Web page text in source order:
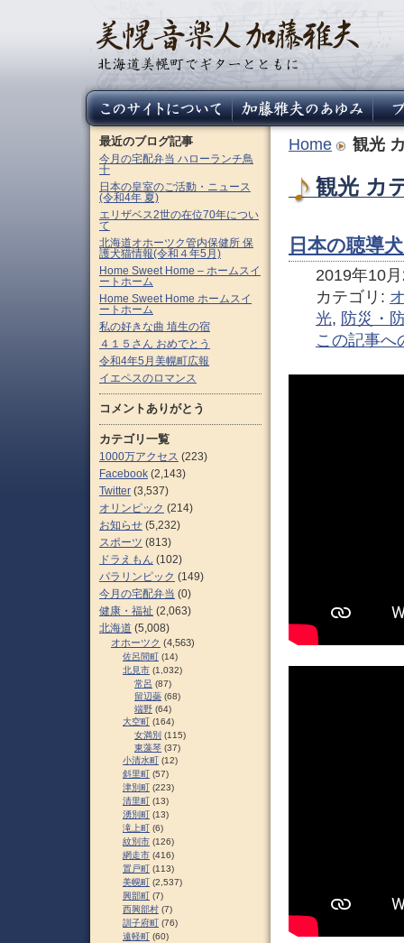
Home 観光
観光 カ
日本の聴導
2019年10
カテゴリ:
光, 防災・
この記事へ
最近のブログ記事
今月の宅配弁当 ハローランチ鳥
十
日本の皇室のご活動・ニュース
(令和4年 夏)
エリザベス2世の在位70年につい
て
北海道オホーツク管内保健所 保
護犬猫情報(令和４年5月)
Home Sweet Home – ホームスイ
ートホーム
Home Sweet Home ホームスイ
ートホーム
私の好きな曲 埴生の宿
４１５さん おめでとう
令和4年5月美幌町広報
イエペスのロマンス
コメントありがとう
カテゴリ一覧
1000万アクセス (223)
Facebook (2,143)
Twitter (3,537)
オリンピック (214)
お知らせ (5,232)
スポーツ (813)
ドラえもん (102)
パラリンピック (149)
今月の宅配弁当 (0)
健康・福祉 (2,063)
北海道 (5,008)
オホーツク (4,563)
佐呂間町 (14)
北見市 (1,032)
常呂 (87)
留辺蘂 (68)
端野 (64)
大空町 (164)
女満別 (115)
東藻琴 (37)
小清水町 (12)
斜里町 (57)
津別町 (223)
清里町 (13)
湧別町 (13)
滝上町 (6)
紋別市 (126)
網走市 (416)
置戸町 (113)
美幌町 (2,537)
興部町 (7)
西興部村 (7)
訓子府町 (76)
遠軽町 (60)